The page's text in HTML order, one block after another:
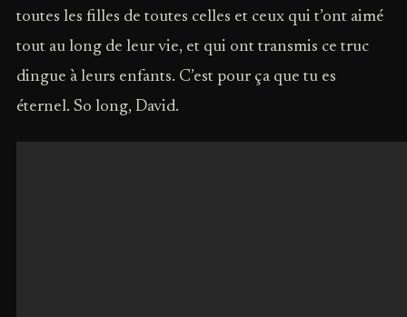
toutes les filles de toutes celles et ceux qui t’ont aimé
tout au long de leur vie, et qui ont transmis ce truc
dingue à leurs enfants. C’est pour ça que tu es
éternel. So long, David.